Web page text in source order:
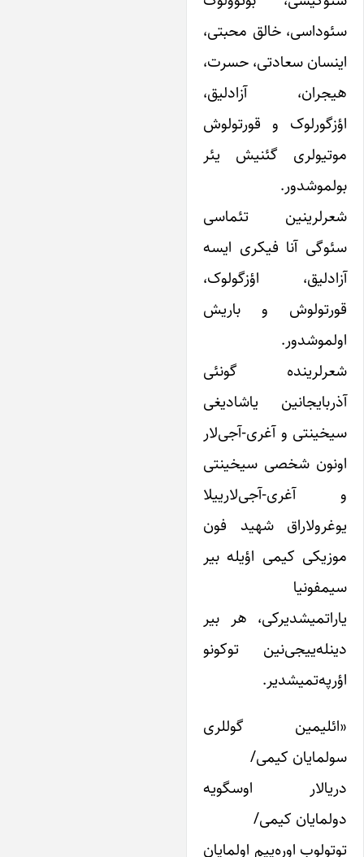
خالق محبتی،
سعادتی، حسرت،
آزادلیق،
و قورتولوش
گئنیش یئر
تئماسی
آنا فیکری ایسه
اؤزگولوک،
و باریش
گونئی
یاشادیغی
و آغری-آجی‌لار
شخصی سیخینتی
آغری-آجی‌لارییلا
شهید فون
کیمی اؤیله بیر
هر بیر
توکونو
گوللری
کیمی/
اوسگویه
کیمی/
اوره‌ییم اولمایان